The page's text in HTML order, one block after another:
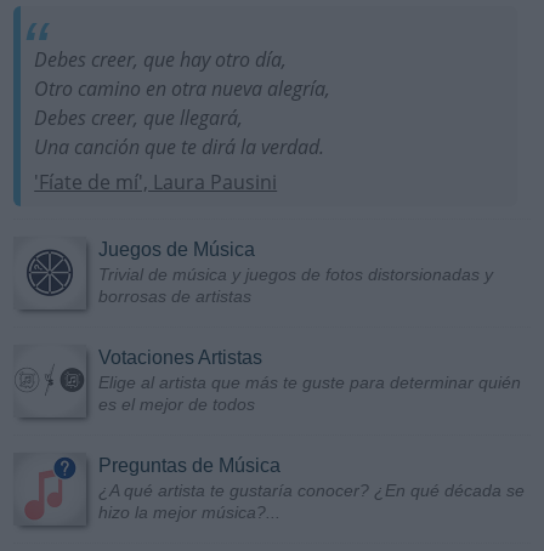
Debes creer, que hay otro día,
Otro camino en otra nueva alegría,
Debes creer, que llegará,
Una canción que te dirá la verdad.
'Fíate de mí', Laura Pausini
Juegos de Música
Trivial de música y juegos de fotos distorsionadas y
borrosas de artistas
Votaciones Artistas
Elige al artista que más te guste para determinar quién
es el mejor de todos
Preguntas de Música
¿A qué artista te gustaría conocer? ¿En qué década se
hizo la mejor música?...